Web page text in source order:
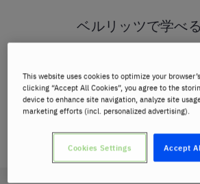
ベルリッツで学べ
韓国語/その他の言
※開講言語は担当教師の在籍状況により異なり
This website uses cookies to optimize your
clicking “Accept All Cookies”, you agree to the
device to enhance site navigation, analyze site
marketing efforts (incl. personalized advertising).
Accept
Cookies Settings